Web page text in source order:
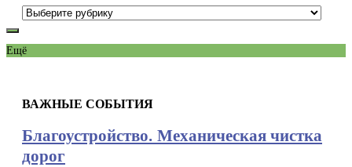
Рубрики
статей
Ещё
ВАЖНЫЕ СОБЫТИЯ
Благоустройство. Механическая чистка
дорог